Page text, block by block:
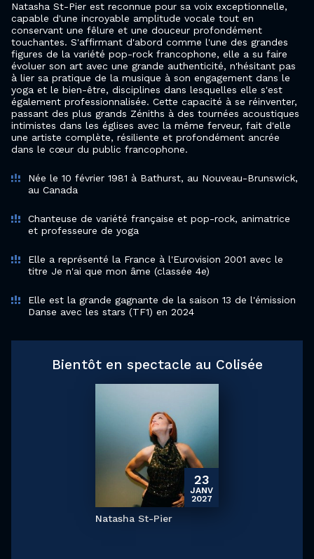
Natasha St-Pier est reconnue pour sa voix exceptionnelle,
capable d'une incroyable amplitude vocale tout en
conservant une fêlure et une douceur profondément
touchantes. S'affirmant d'abord comme l'une des grandes
figures de la variété pop-rock francophone, elle a su faire
évoluer son art avec une grande authenticité, n'hésitant pas
à lier sa pratique de la musique à son engagement dans le
yoga et le bien-être, disciplines dans lesquelles elle s'est
également professionnalisée. Cette capacité à se réinventer,
passant des plus grands Zéniths à des tournées acoustiques
intimistes dans les églises avec la même ferveur, fait d'elle
une artiste complète, résiliente et profondément ancrée
dans le cœur du public francophone.
Née le 10 février 1981 à Bathurst, au Nouveau-Brunswick,
au Canada
Chanteuse de variété française et pop-rock, animatrice
et professeure de yoga
Elle a représenté la France à l'Eurovision 2001 avec le
titre Je n'ai que mon âme (classée 4e)
Elle est la grande gagnante de la saison 13 de l'émission
Danse avec les stars (TF1) en 2024
Bientôt en spectacle au Colisée
23
JANV
2027
Natasha St-Pier